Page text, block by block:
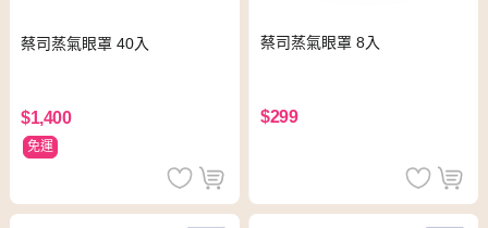
蔡司蒸氣眼罩 40入
$1,400
免運
蔡司蒸氣眼罩 8入
$299